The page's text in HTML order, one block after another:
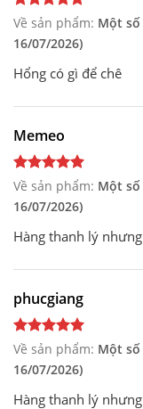
Về sản phẩm: Một
16/07/2026)
Hổng có gì để chê
Memeo
Về sản phẩm: Một
16/07/2026)
Hàng thanh lý
phucgiang
Về sản phẩm: Một
16/07/2026)
Hàng thanh lý